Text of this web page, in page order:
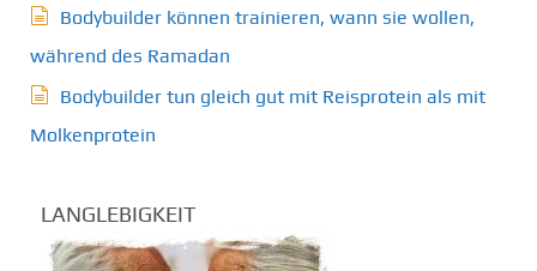
Bodybuilder können trainieren, wann sie wollen,
während des Ramadan
Bodybuilder tun gleich gut mit Reisprotein als mit
Molkenprotein
LANGLEBIGKEIT